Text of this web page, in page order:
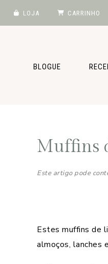
LOJA CARRINHO
BLOGUE
Muffins
Este artigo pode
Estes muffins de
almoços, lanches